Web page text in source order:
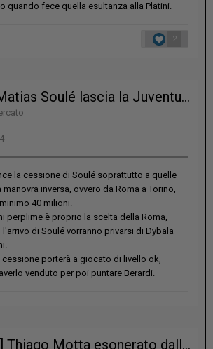
quando fece quella esultanza alla Platini.
2
UFFICIALE: Matias Soulé lascia la Juventus e diventa un giocatore della Roma per 25 milioni di euro più bonus
la cessione di Soulé soprattutto a quelle
inversa, ovvero da Roma a Torino,
40 milioni.
perplime è proprio la scelta della Roma,
di Soulé vorranno privarsi di Dybala
porterà a giocato di livello ok,
venduto per poi puntare Berardi.
[ UFFICIALE ] Thiago Motta esonerato dalla Juventus